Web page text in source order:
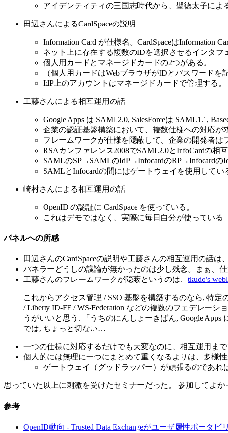
アイデンティティの三国志時代から、聖徳太子によ
田辺さんによるCardSpaceの説明
Information Card が仕様名。CardSpaceはInformation
ネット上に存在する複数のIDを選択させるインタフ
個人用カードとマネージドカードの2つがある。
（個人用カードはWebブラウザがIDとパスワード
IdP上のアカウントはマネージドカードで管理する。
工藤さんによる相互運用の話
Google Apps は SAML2.0, SalesForceは SAML1.1,
企業の認証基盤構築において、複数仕様への対応が
フレームワークが仕様を隠蔽して、企業の開発者
RSAカンファレンス2008でSAML2.0とInfoCardの相
SAMLのSP→SAMLのIdP→InfocardのRP→Infocardの
SAMLとInfocardの間にはゲートウェイを使用して
崎村さんによる相互運用の話
OpenID の認証に CardSpace を使っている。
これはデモではなく、実際に毎日自分が使っている
パネルへの所感
田辺さんのCardSpaceの説明や工藤さんの相互運用の話
パネラーどうしの議論が無かったのは少し残念。まぁ、仕
工藤さんのフレームワークが隠蔽というのは、 tkudo’s
これからアクセス管理 / SSO 基盤を構築するのなら, 特定
/ Liberty ID-FF / WS-Federation などの複数のフェデレー
うがいいと思う. 「うちのにんしょーきばん, Google Apps
では, ちょっと切ない…
一つの仕様に対応するだけでも大変なのに、相互運用ま
個人的には無理に一つにまとめて重くなるよりは、多様性
ゲートウェイ（グッドラッパー）が頑張るのであれ
思っていた以上に刺激を受けたセミナーだった。 参加してよ
参考
OpenID動向 - Trusted Data Exchangeがユーザ属性ポータビ